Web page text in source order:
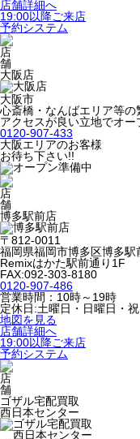
店舗詳細へ
19:00以降ご来店
予約システム
大阪店
大阪市
心斎橋・なんばエリア等の
アクセスが良い立地でオー
0120-907-433
大阪エリアのお客様
お待ち下さい!!
博多駅前店
〒812-0011
福岡県福岡市博多区博多
Remixはかた駅前通り1F
FAX:092-303-8180
0120-907-486
営業時間：10時～19時
定休日:土曜日・日曜日・
地図を見る
店舗詳細へ
19:00以降ご来店
予約システム
ゴザル宅配買取
西日本センター